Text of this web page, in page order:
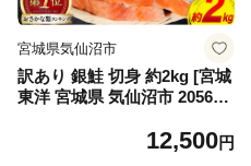
宮城県気仙沼市
訳あり 銀鮭 切身 約2kg [宮城
東洋 宮城県 気仙沼市 205649
格外 不揃い さけ サケ 鮭切身
12,500円